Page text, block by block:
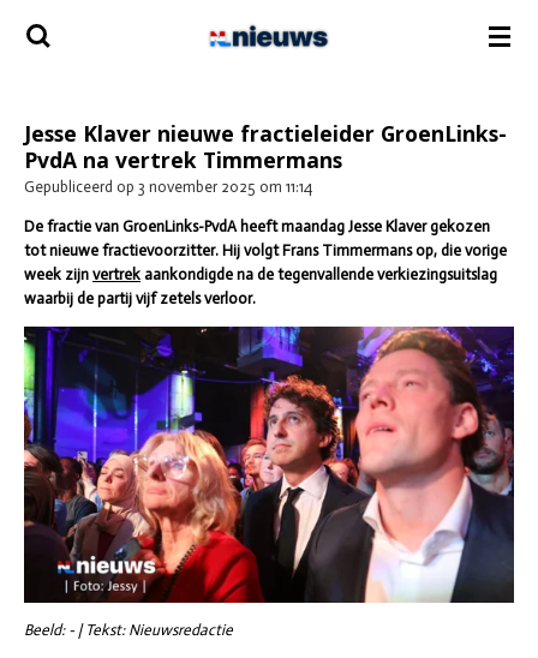
Ga
direct
Jesse Klaver nieuwe fractieleider GroenLinks-
PvdA na vertrek Timmermans
Gepubliceerd op 3 november 2025 om 11:14
De fractie van GroenLinks-PvdA heeft maandag Jesse Klaver gekozen
tot nieuwe fractievoorzitter. Hij volgt Frans Timmermans op, die vorige
week zijn vertrek aankondigde na de tegenvallende verkiezingsuitslag
waarbij de partij vijf zetels verloor.
Beeld: - | Tekst: Nieuwsredactie